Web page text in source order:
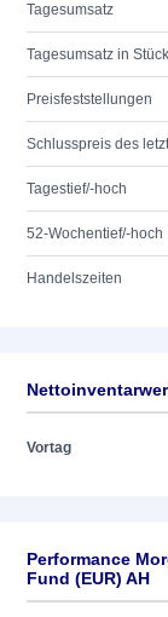
Tagesumsatz
Tagesumsatz in Stück
Preisfeststellungen
Schlusspreis des
Tagestief/-hoch
52-Wochentief/-hoch
Handelszeiten
Vortag
Performance
Fund (EUR) AH